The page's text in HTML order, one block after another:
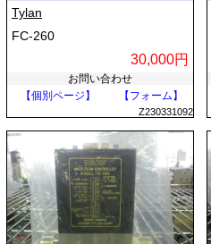
Tylan
FC-260
30,000円
お問い合わせ
【個別ページ】
【フォーム】
Z230331092